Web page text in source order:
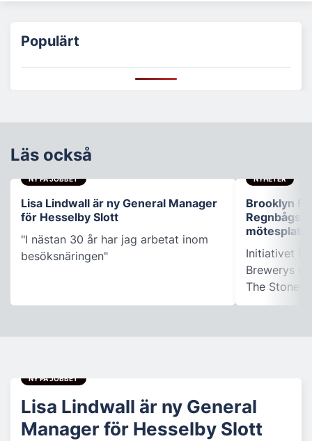
Populärt
Läs också
NY PÅ JOBBET
Lisa Lindwall är ny General Manager
för Hesselby Slott
"I nästan 30 år har jag arbetat inom
besöksnäringen"
NYHETER
Brooklyn
Initiativet
Brewerys
The
NY PÅ JOBBET
Lisa Lindwall är ny General
Manager för Hesselby Slott